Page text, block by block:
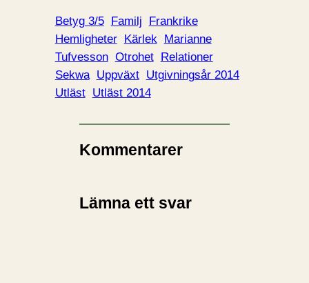
Betyg 3/5 Familj
Frankrike
Hemligheter
Kärlek
Marianne
Tufvesson Otrohet
Relationer
Sekwa Uppväxt Utgivningsår 2014
Utläst Utläst 2014
Kommentarer
Lämna ett svar